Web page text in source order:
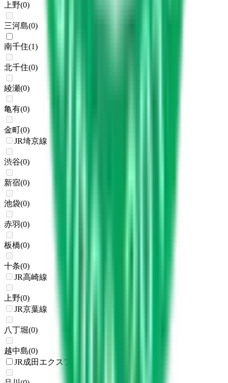
上野(0)
三河島(0)
南千住(1)
北千住(0)
綾瀬(0)
亀有(0)
金町(0)
JR埼京線
渋谷(0)
新宿(0)
池袋(0)
赤羽(0)
板橋(0)
十条(0)
JR高崎線
上野(0)
JR京葉線
八丁堀(0)
越中島(0)
JR成田エクスプレス